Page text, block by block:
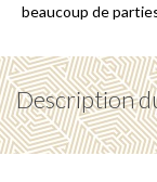
beaucoup de
Description